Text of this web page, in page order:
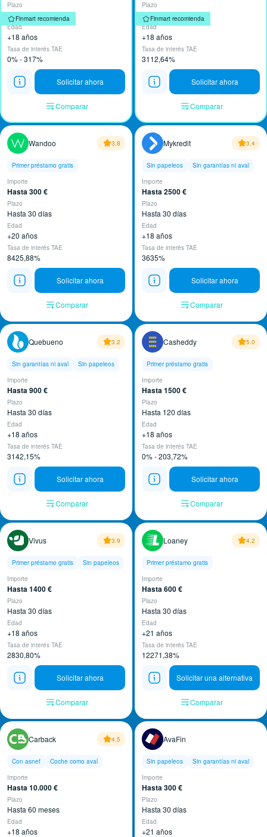
Finmart recomienda
Plazo
Hasta 96 meses
Edad
+18 años
Tasa de interés TAE
0% - 317%
Solicitar ahora
Comparar
Finmart recomienda
Plazo
Hasta 30 días
Edad
+18 años
Tasa de interés TAE
3112,64%
Solicitar ahora
Comparar
Wandoo 3.8
Primer préstamo gratis
Importe
Hasta 300 €
Plazo
Hasta 30 días
Edad
+20 años
Tasa de interés TAE
8425,88%
Solicitar ahora
Comparar
Mykredit 3.4
Sin papeleos
Sin garantías ni aval
Importe
Hasta 2500 €
Plazo
Hasta 30 días
Edad
+18 años
Tasa de interés TAE
3635%
Solicitar ahora
Comparar
Quebueno 3.2
Sin garantías ni aval
Sin papeleos
Importe
Hasta 900 €
Plazo
Hasta 30 días
Edad
+18 años
Tasa de interés TAE
3142,15%
Solicitar ahora
Comparar
Casheddy 5.0
Primer préstamo gratis
Importe
Hasta 1500 €
Plazo
Hasta 120 días
Edad
+18 años
Tasa de interés TAE
0% - 203,72%
Solicitar ahora
Comparar
Vivus 3.9
Primer préstamo gratis
Sin papeleos
Importe
Hasta 1400 €
Plazo
Hasta 30 días
Edad
+18 años
Tasa de interés TAE
2830,80%
Solicitar ahora
Comparar
Loaney 4.2
Primer préstamo gratis
Importe
Hasta 600 €
Plazo
Hasta 30 días
Edad
+21 años
Tasa de interés TAE
12271,38%
Solicitar una alternativa
Comparar
Carback 4.5
Con asnef
Coche como aval
Importe
Hasta 10.000 €
Plazo
Hasta 60 meses
Edad
+18 años
AvaFin
Sin papeleos
Sin garantías ni aval
Importe
Hasta 300 €
Plazo
Hasta 30 días
Edad
+21 años